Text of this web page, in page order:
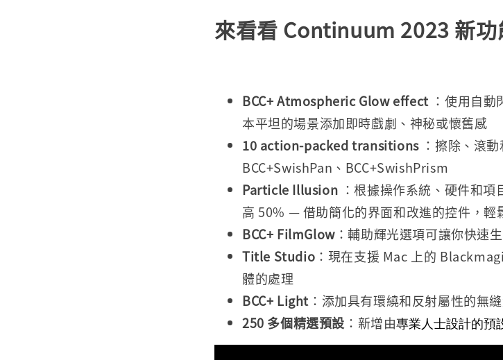
來看看 Continuum 2023 新功
BCC+ Atmospheric Glow effect ：使用自
本平坦的場景添加即時戲劇、神秘或懷舊感
10 action-packed transitions：擦除、滾動
BCC+SwishPan、BCC+SwishPrism
Particle Illusion ：根據操作系統、硬件和
高 50% — 借助簡化的界面和改進的控件，輕
BCC+ FilmGlow：輔助輝光選項可讓你快速
Title Studio ：現在支援 Mac 上的
體的處理
BCC+ Light ：添加具有環繞和反射屬性的無
250 多個精選預設 ：新增由專業人士設計的預